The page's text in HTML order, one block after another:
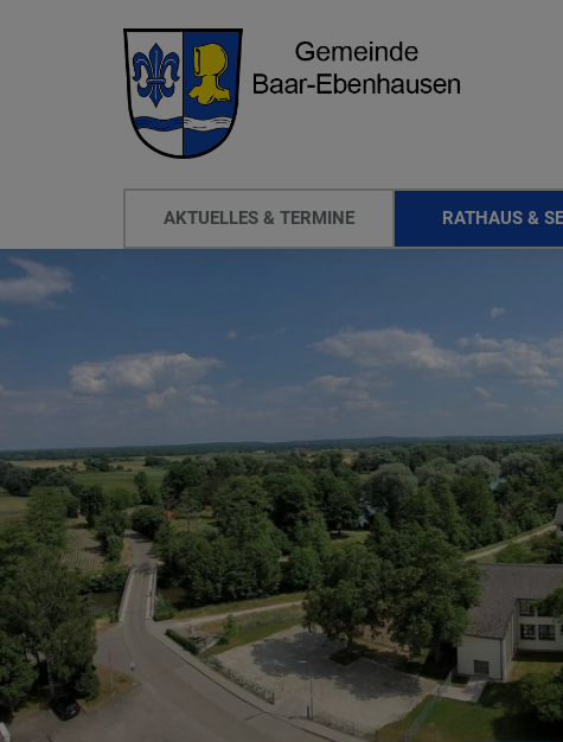
AKTUELLES & TERMINE RATHAUS &